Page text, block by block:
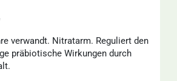
verwandt. Nitratarm. Reguliert den
präbiotische Wirkungen durch